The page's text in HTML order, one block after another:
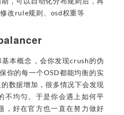
改rule规则、osd权重等
本概念，会你发现crush的伪
你的每一个OSD都能均衡的实
数据增加，很多情况下会发现
不均匀。于是你会遇上如何平
，好在官方也一直在努力做好